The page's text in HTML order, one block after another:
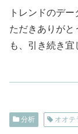
トレンドのデ
ただきありがと
も、引き続き宜
分析 オオテ